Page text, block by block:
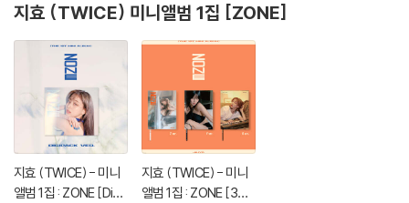
지효 (TWICE) 미니앨범 1집 [ZONE]
지효 (TWICE) - 미니
앨범 1집 : ZONE [Digi
지효 (TWICE) - 미니
앨범 1집 : ZONE [3종